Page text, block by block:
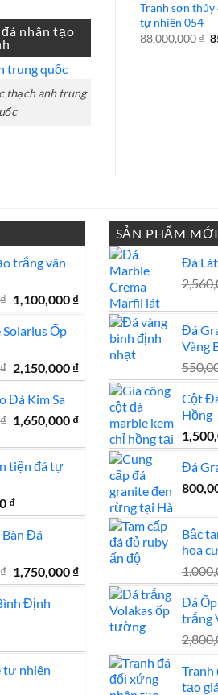
nhân tạo
thạch anh trung
Tranh sơn thủy
tự nhiên 054
88,000,000₫
trắng vân
₫ Giá
gốc
là:
1,100,000 ₫Giá
hiện
1,100,000 ₫.
Ốp
₫ Giá
gốc
là:
2,350,000 ₫.
2,150,000 ₫Giá
hiện
là:
2,150,000 ₫.
Đá Kim Sa
₫ Giá
là:
1,950,000 ₫.
1,650,000 ₫Giá
tại
1,650,000 ₫.
tiện đá tự
₫
Đá
₫ Giá
gốc
là:
1,750,000 ₫Giá
hiện
1,750,000 ₫.
Định
tự nhiên
SẢN PHẨM MỚI
Đá
Đá
Vàng
Cột
Hồng
Đá
Bậc
hoa
Đá
trắng
Tranh
tạo